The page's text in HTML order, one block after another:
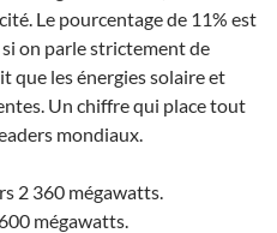
Le pourcentage de 11% est
on parle strictement de
que les énergies solaire et
Un chiffre qui place tout
mondiaux.
2 360 mégawatts.
mégawatts.